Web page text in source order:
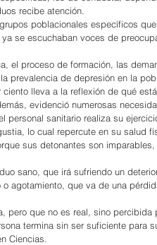
recibe atención.
poblacionales específicos
se escuchaban voces de
el proceso de formación, las
prevalencia de depresión en la
lleva a la reflexión de qué
evidenció numerosas
personal sanitario realiza su
lo cual repercute en su salud
sus detonantes son
sano, que irá sufriendo un
agotamiento, que va de una
pero que no es real, sino percibida
termina sin ser suficiente para
Ciencias.